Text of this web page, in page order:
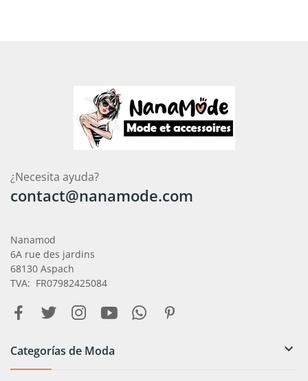
¿Necesita ayuda?
contact@nanamode.com
Nanamod
6A rue des jardins
68130 Aspach
TVA: FR07982425084
Categorías de Moda 